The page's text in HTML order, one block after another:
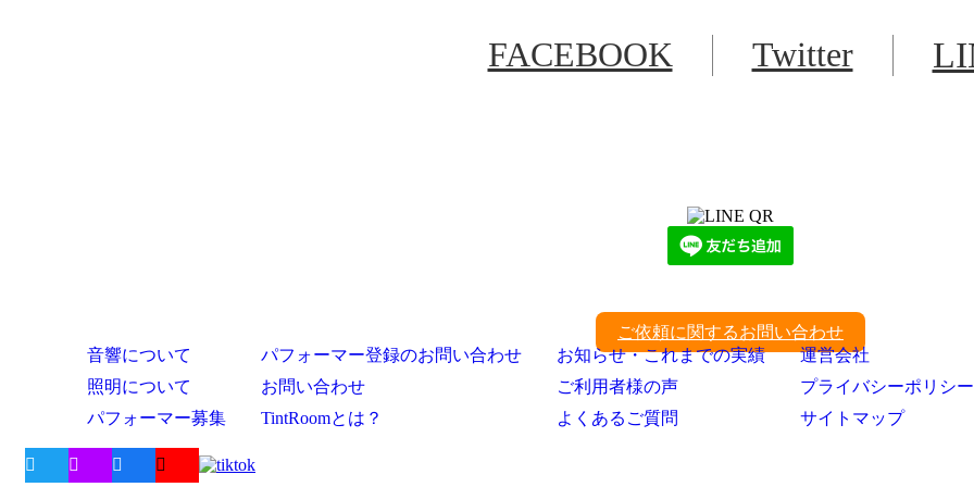
FACEBOOK Twitter
ご依頼に関するお問い合わせ
音響について
照明について
パフォーマー募集
パフォーマー登録のお問い合わせ
お問い合わせ
TintRoomとは？
お知らせ・これまでの実績
ご利用者様の声
よくあるご質問
運営会社
プライバシーポリシー
サイトマップ